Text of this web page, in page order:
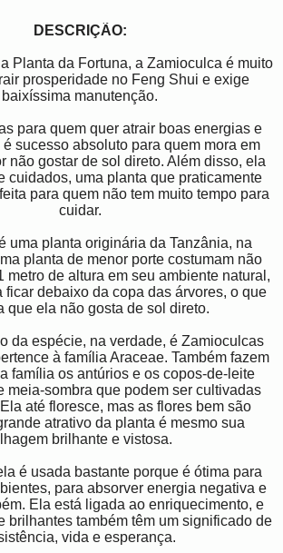
DESCRIÇÃO:
Planta da Fortuna, a Zamioculca é muito
prosperidade no Feng Shui e exige
baixíssima manutenção.
para quem quer atrair boas energias e
sucesso absoluto para quem mora em
não gostar de sol direto. Além disso, ela
cuidados, uma planta que praticamente
para quem não tem muito tempo para
cuidar.
uma planta originária da Tanzânia, na
planta de menor porte costumam não
metro de altura em seu ambiente natural,
ficar debaixo da copa das árvores, o que
que ela não gosta de sol direto.
da espécie, na verdade, é Zamioculcas
à família Araceae. Também fazem
família os antúrios e os copos-de-leite
meia-sombra que podem ser cultivadas
até floresce, mas as flores bem são
atrativo da planta é mesmo sua
brilhante e vistosa.
é usada bastante porque é ótima para
para absorver energia negativa e
Ela está ligada ao enriquecimento, e
brilhantes também têm um significado de
vida e esperança.